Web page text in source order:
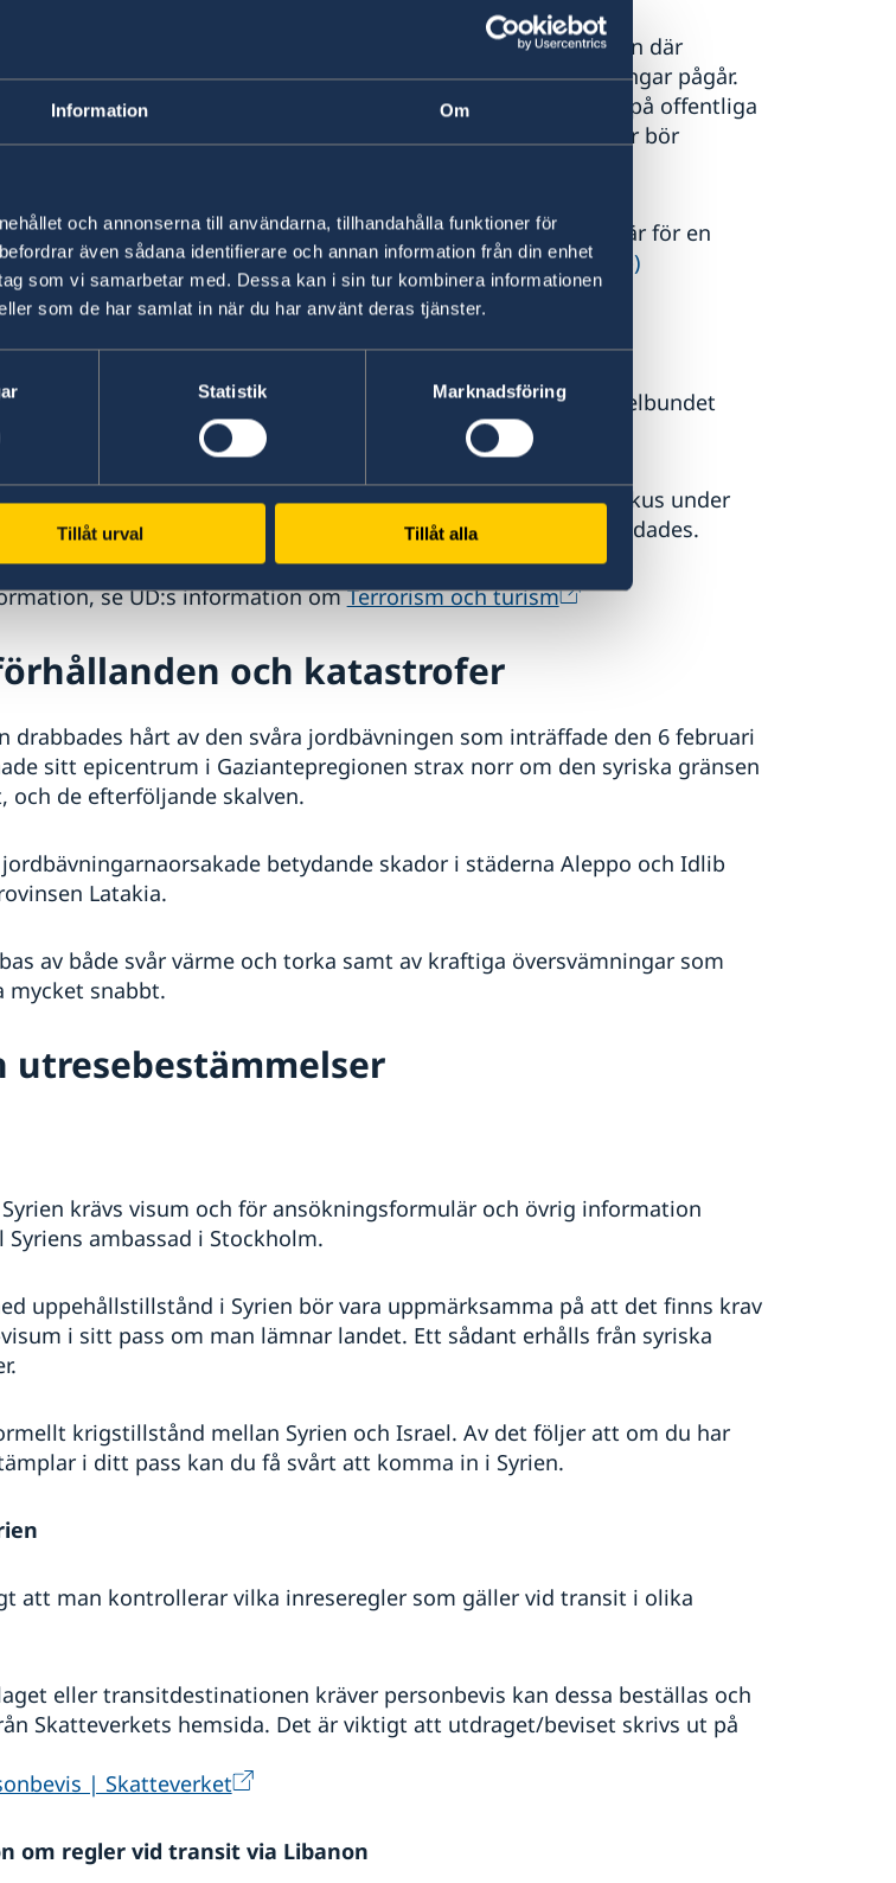
Information Om
och annonserna till användarna, tillhandahålla funktioner för
även sådana identifierare och annan information från din enhet
som vi samarbetar med. Dessa kan i sin tur kombinera informationen
som de har samlat in när du har använt deras tjänster.
Statistik Marknadsföring
Tillåt urval Tillåt alla
som befinner sig i landet uppmanas att noggrant följa
om utvecklingen i landet, undvika samtliga områden där
demonstrationer, begravningsföljen och större folksamlingar pågår.
bör återhållsamhet vid fotografering eller videofilmning på offentliga
Fotografering av militära installationer och anläggningar bör
uppmanar alla svenskar som vistas i Syrien, oavsett om det är för en
kortare tid, att anmäla sig tillSvensklistan.(opens in a new tab)
andra terrorgrupper är aktiva i landet och det förekommer regelbundet
och försök därom, mot civila mål.
genomfördes en självmordsattack mot en kyrka i Damaskus under
Omkring 27 personer dödades och ett femtiotal skadades.
se UD:s information omTerrorism och turism
och katastrofer
drabbades hårt av den svåra jordbävningen som inträffade den 6 februari
sitt epicentrum i Gaziantepregionen strax norr om den syriska gränsen
och de efterföljande skalven.
betydande skador i städerna Aleppo och Idlib
Latakia.
av både svår värme och torka samt av kraftiga översvämningar som
mycket snabbt.
utresebestämmelser
krävs visum och för ansökningsformulär och övrig information
Syriens ambassad i Stockholm.
uppehållstillstånd i Syrien bör vara uppmärksamma på att det finns krav
i sitt pass om man lämnar landet. Ett sådant erhålls från syriska
krigstillstånd mellan Syrien och Israel. Av det följer att om du har
i ditt pass kan du få svårt att komma in i Syrien.
att man kontrollerar vilka inreseregler som gäller vid transit i olika
eller transitdestinationen kräver personbevis kan dessa beställas och
Skatteverkets hemsida. Det är viktigt att utdraget/beviset skrivs ut på
| Skatteverket
om regler vid transit via Libanon